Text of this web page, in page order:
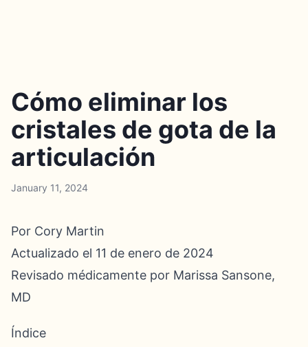
Cómo eliminar los
cristales de gota de la
articulación
January 11, 2024
Por Cory Martin
Actualizado el 11 de enero de 2024
Revisado médicamente por Marissa Sansone,
MD
Índice